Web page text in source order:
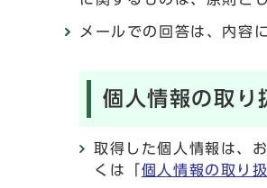
メールでの回答は、内容
個人情報の取り
取得した個人情報は、
くは「 個人情報の取り